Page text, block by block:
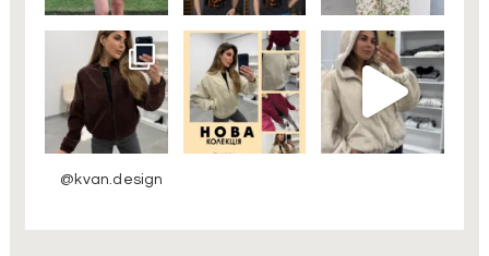
@kvan.design